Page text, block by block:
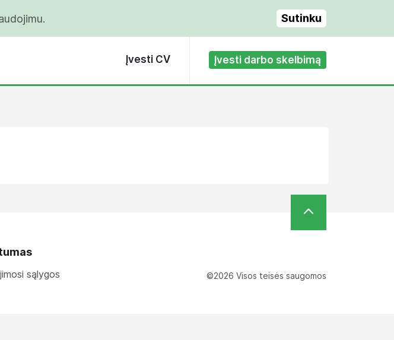
Sutinku
Įvesti CV Įvesti darbo skelbimą
sąlygos ©2026 Visos teisės saugomos